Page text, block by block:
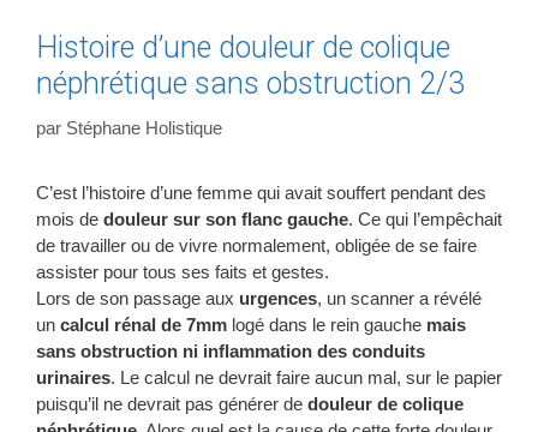
Histoire d’une douleur de colique
néphrétique sans obstruction 2/3
par Stéphane Holistique
C’est l’histoire d’une femme qui avait souffert pendant des
mois de douleur sur son flanc gauche. Ce qui l’empêchait
de travailler ou de vivre normalement, obligée de se faire
assister pour tous ses faits et gestes.
Lors de son passage aux urgences, un scanner a révélé
un calcul rénal de 7mm logé dans le rein gauche mais
sans obstruction ni inflammation des conduits
urinaires. Le calcul ne devrait faire aucun mal, sur le papier
puisqu’il ne devrait pas générer de douleur de colique